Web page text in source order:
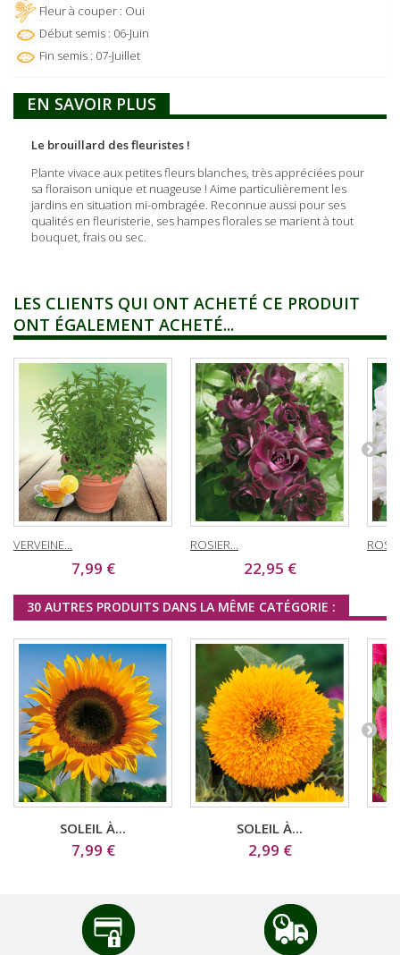
Fleur à couper : Oui
Début semis : 06-Juin
Fin semis : 07-Juillet
EN SAVOIR PLUS
Le brouillard des fleuristes !
Plante vivace aux petites fleurs blanches, très appréciées pour
sa floraison unique et nuageuse ! Aime particulièrement les
jardins en situation mi-ombragée. Reconnue aussi pour ses
qualités en fleuristerie, ses hampes florales se marient à tout
bouquet, frais ou sec.
LES CLIENTS QUI ONT ACHETÉ CE PRODUIT
ONT ÉGALEMENT ACHETÉ...
VERVEINE...
7,99 €
ROSIER...
22,95 €
30 AUTRES PRODUITS DANS LA MÊME CATÉGORIE :
SOLEIL À...
7,99 €
SOLEIL À...
2,99 €